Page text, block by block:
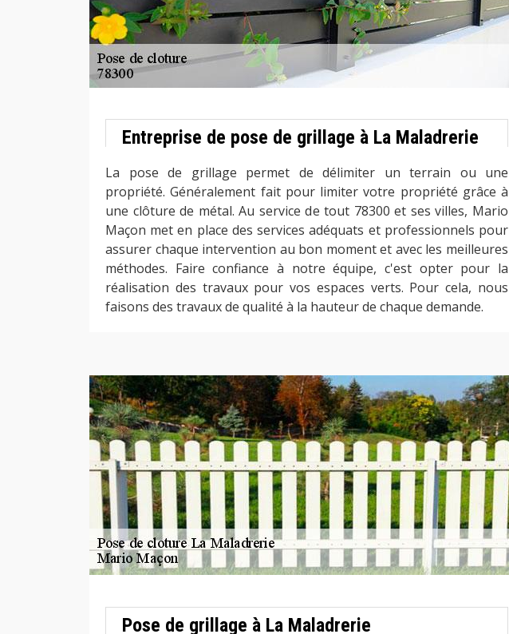
Entreprise de pose de grillage à La Maladrerie
La pose de grillage permet de délimiter un terrain ou une
propriété. Généralement fait pour limiter votre propriété grâce à
une clôture de métal. Au service de tout 78300 et ses villes, Mario
Maçon met en place des services adéquats et professionnels pour
assurer chaque intervention au bon moment et avec les meilleures
méthodes. Faire confiance à notre équipe, c'est opter pour la
réalisation des travaux pour vos espaces verts. Pour cela, nous
faisons des travaux de qualité à la hauteur de chaque demande.
Pose de grillage à La Maladrerie